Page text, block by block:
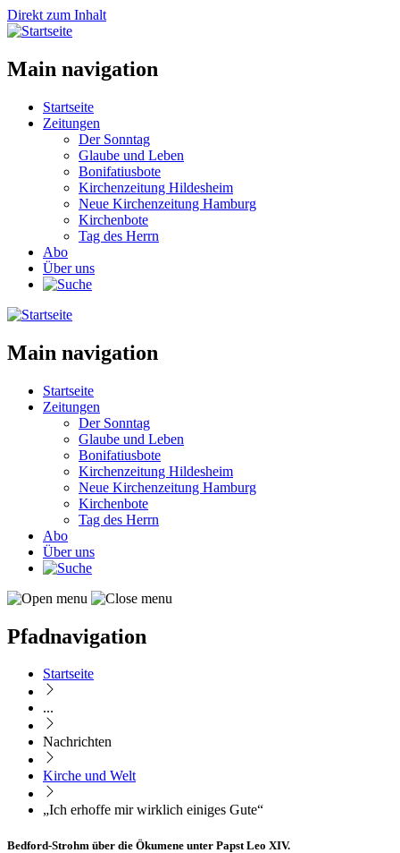
Direkt zum Inhalt
Main navigation
Startseite
Zeitungen
Der Sonntag
Glaube und Leben
Bonifatiusbote
Kirchenzeitung Hildesheim
Neue Kirchenzeitung Hamburg
Kirchenbote
Tag des Herrn
Abo
Über uns
Main navigation
Startseite
Zeitungen
Der Sonntag
Glaube und Leben
Bonifatiusbote
Kirchenzeitung Hildesheim
Neue Kirchenzeitung Hamburg
Kirchenbote
Tag des Herrn
Abo
Über uns
Pfadnavigation
Startseite
...
Nachrichten
Kirche und Welt
„Ich erhoffe mir wirklich einiges Gute“
Bedford-Strohm über die Ökumene unter Papst Leo XIV.